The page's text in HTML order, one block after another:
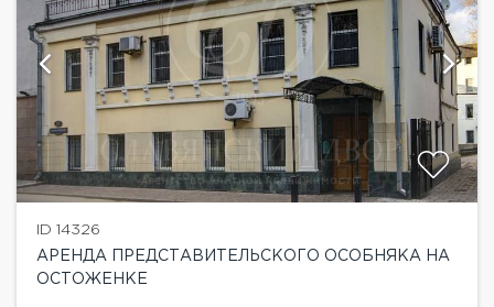
ID 14326
АРЕНДА ПРЕДСТАВИТЕЛЬСКОГО ОСОБНЯКА НА
ОСТОЖЕНКЕ